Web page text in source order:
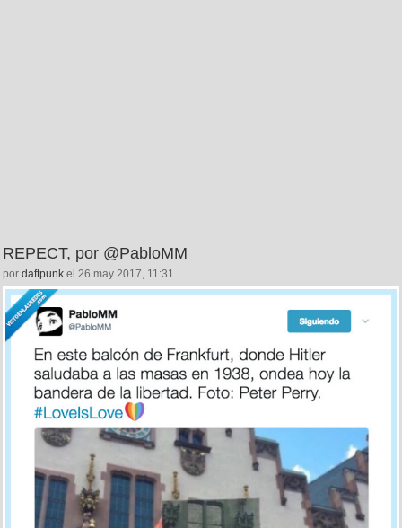
REPECT, por @PabloMM
por daftpunk el 26 may 2017, 11:31